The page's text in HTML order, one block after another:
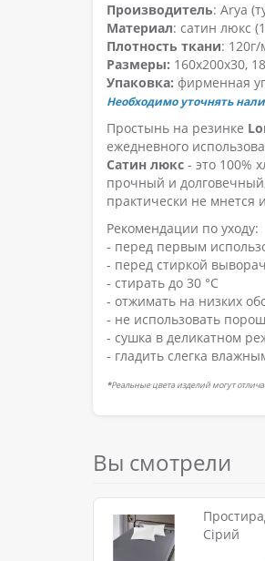
Производитель: Arya
Материал: сатин люкс
Плотность ткани:
Размеры: 160х200х30,
Упаковка: фирменная
Необходимо уточнять
Простынь на резинке
ежедневного
Сатин люкс - это 100%
прочный и
практически не мнется
Рекомендации по уходу:
- перед первым
- перед стиркой
- стирать до 30 °C
- отжимать на низких
- не использовать
- сушка в деликатном
- гладить слегка
*Реальные цвета изделий могут
Вы смотрели
Сірий